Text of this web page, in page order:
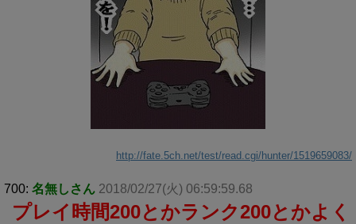
http://fate.5ch.net/test/read.cgi/hunter/1519659083/
700: 名無しさん 2018/02/27(火) 06:59:59.68
プレイ時間200とかランク200とかよく